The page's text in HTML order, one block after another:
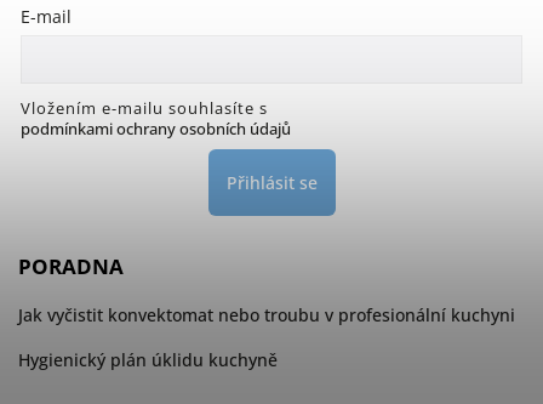
E-mail
Vložením e-mailu souhlasíte s
podmínkami ochrany osobních údajů
Přihlásit se
PORADNA
Jak vyčistit konvektomat nebo troubu v profesionální kuchyni
Hygienický plán úklidu kuchyně